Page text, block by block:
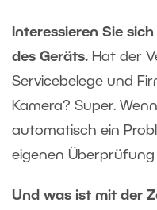
Interessieren Sie
des Geräts. Hat der
Servicebelege und
Kamera? Super.
automatisch ein
eigenen
Und was ist mit der